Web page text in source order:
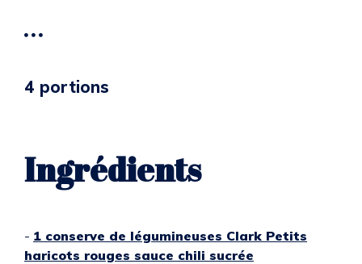
4 portions
Ingrédients
- 1 conserve de légumineuses Clark Petits
haricots rouges sauce chili sucrée